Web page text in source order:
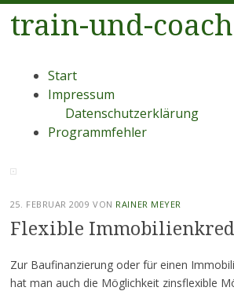
train-und-
Menü
Zum
Inhalt
Start
Impressum
Datenschutzerklärung
Programmfehler
25. FEBRUAR 2009 VON RAINER MEYER
Flexible
Zur Baufinanzierung oder für einen
hat man auch die Möglichkeit zinsflexible